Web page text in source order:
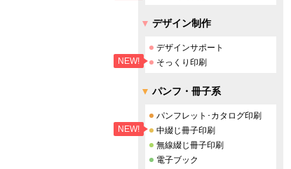
デザイン制作
デザインサポート
NEW! そっくり印刷
パンフ・冊子系
パンフレット･カタログ印刷
NEW!
中綴じ冊子印刷
無線綴じ冊子印刷
電子ブック